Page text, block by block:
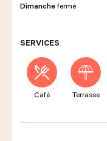
ACTUALITÉS
Dimanche fermé
SERVICES
Café Terrasse